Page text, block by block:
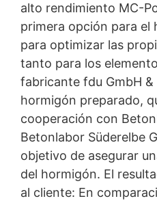
alto rendimiento MC-
primera opción para el
para optimizar las
tanto para los
fabricante fdu GmbH &
hormigón preparado,
cooperación con
Betonlabor Süderelbe
objetivo de asegurar
del hormigón. El
al cliente: En